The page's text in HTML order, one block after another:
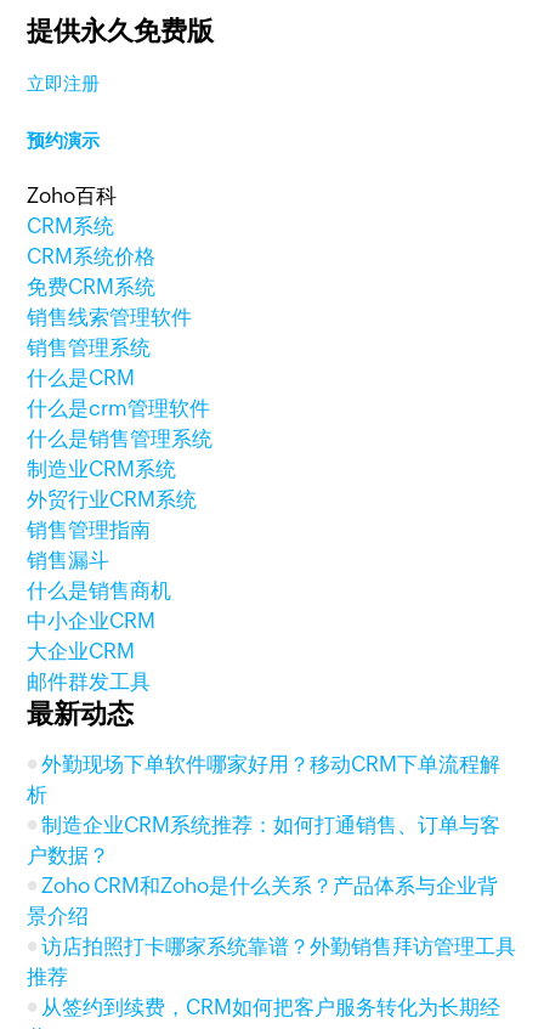
提供永久免费版
立即注册
预约演示
Zoho百科
CRM系统
CRM系统价格
免费CRM系统
销售线索管理软件
销售管理系统
什么是CRM
什么是crm管理软件
什么是销售管理系统
制造业CRM系统
外贸行业CRM系统
销售管理指南
销售漏斗
什么是销售商机
中小企业CRM
大企业CRM
邮件群发工具
最新动态
外勤现场下单软件哪家好用？移动CRM下单流程解
析
制造企业CRM系统推荐：如何打通销售、订单与客
户数据？
Zoho CRM和Zoho是什么关系？产品体系与企业背
景介绍
访店拍照打卡哪家系统靠谱？外勤销售拜访管理工具
推荐
从签约到续费，CRM如何把客户服务转化为长期经